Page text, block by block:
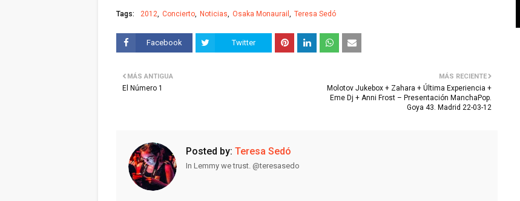
Tags: 2012 Concierto Noticias Osaka Monaurail Teresa Sedó
Facebook Twitter
MÁS RECIENTE
Molotov Jukebox + Zahara + Última Experiencia +
Eme Dj + Anni Frost – Presentación ManchaPop.
Goya 43. Madrid 22-03-12
MÁS ANTIGUA
El Número 1
Posted by: Teresa Sedó
In Lemmy we trust. @teresasedo